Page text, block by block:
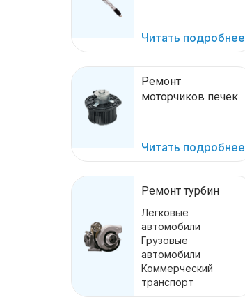
Читать подробнее
Ремонт
моторчиков печек
Читать подробнее
Ремонт турбин
Легковые
автомобили
Грузовые
автомобили
Коммерческий
транспорт